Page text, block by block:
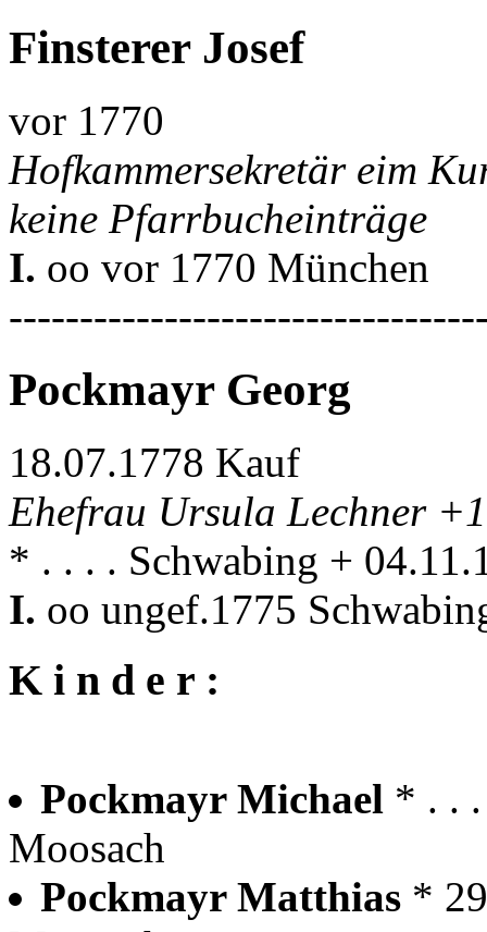
Finsterer Josef
vor 1770
Hofkammersekretär eim
keine Pfarrbucheinträge
I. oo vor 1770 München
Pockmayr Georg
18.07.1778 Kauf
Ehefrau Ursula Lechner
* . . . . Schwabing +
I. oo ungef.1775
K i n d e r :
Pockmayr Michael * . .
Moosach
Pockmayr Matthias *